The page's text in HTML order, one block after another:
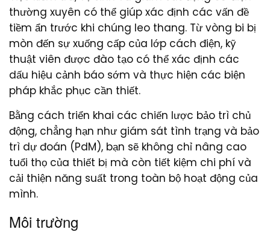
thường xuyên có thể giúp xác định các vấn đề
tiềm ẩn trước khi chúng leo thang. Từ vòng bi bị
mòn đến sự xuống cấp của lớp cách điện, kỹ
thuật viên được đào tạo có thể xác định các
dấu hiệu cảnh báo sớm và thực hiện các biện
pháp khắc phục cần thiết.
Bằng cách triển khai các chiến lược bảo trì chủ
động, chẳng hạn như giám sát tình trạng và bảo
trì dự đoán (PdM), bạn sẽ không chỉ nâng cao
tuổi thọ của thiết bị mà còn tiết kiệm chi phí và
cải thiện năng suất trong toàn bộ hoạt động của
mình.
Môi trường